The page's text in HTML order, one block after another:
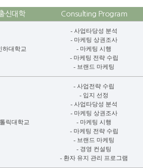
신대학 Consulting Program
하대학교
- 사업타당성 분석
- 마케팅 상권조사
- 마케팅 시행
- 마케팅 전략 수립
- 브랜드 마케팅
릭대학교
- 사업전략 수립
- 입지 선정
- 사업타당성 분석
- 마케팅 상권조사
- 마케팅 시행
- 마케팅 전략 수립
- 브랜드 마케팅
- 경영 컨설팅
- 환자 유지 관리 프로그램